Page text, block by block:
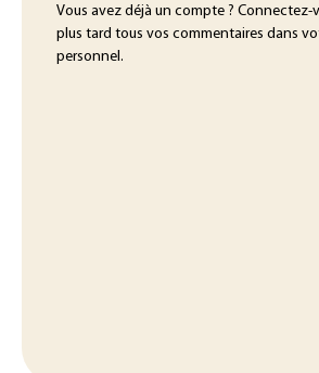
Vous avez déjà un compte ? Connectez-
plus tard tous vos commentaires dans
personnel.